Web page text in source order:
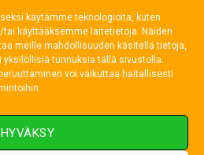
käytämme teknologioita, kuten
käyttääksemme laitetietoja. Näiden
meille mahdollisuuden käsitellä tietoja,
tunnuksia tällä sivustolla.
voi vaikuttaa haitallisesti
HYVÄKSY